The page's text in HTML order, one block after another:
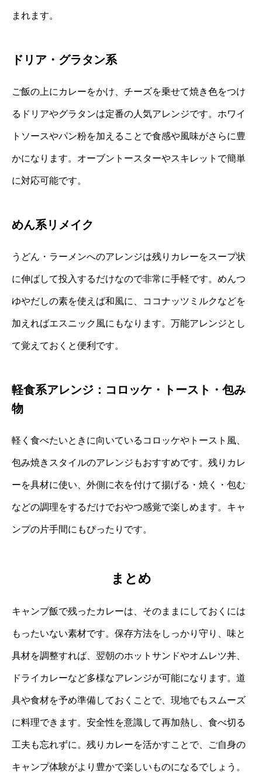
まれます。
ドリア・グラタン系
ご飯の上にカレーをかけ、チーズを乗せて焼き色をつけ
るドリアやグラタンは定番の人気アレンジです。ホワイ
トソースやパン粉を加えることで食感や風味がさらに豊
かになります。オーブントースターやスキレットで簡単
に対応可能です。
めん系リメイク
うどん・ラーメンへのアレンジは残りカレーをスープ状
に伸ばして投入するだけなので非常に手軽です。めんつ
ゆやだしの素を使えば和風に、ココナッツミルクなどを
加えればエスニック風にもなります。万能アレンジとし
て覚えておくと便利です。
軽食系アレンジ：コロッケ・トースト・包み
物
軽く食べたいときに向いているコロッケやトースト風、
包み焼きスタイルのアレンジもおすすめです。残りカレ
ーを具材に使い、外側に衣を付けて揚げる・焼く・包む
などの調理をするだけでおやつ感覚で楽しめます。キャ
ンプの片手間にもぴったりです。
まとめ
キャンプ飯で残ったカレーは、そのままにしておくには
もったいない素材です。保存方法をしっかり守り、味と
具材を調整すれば、翌朝のホットサンドやオムレツ丼、
ドライカレーなど多様なアレンジが可能になります。道
具や食材を予め準備しておくことで、現地でもスムーズ
に料理できます。安全性を意識して再加熱し、食べ切る
工夫も忘れずに。残りカレーを活かすことで、ご自身の
キャンプ体験がより豊かで楽しいものになるでしょう。